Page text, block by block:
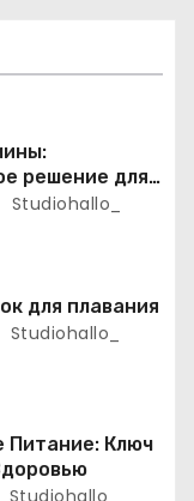
решение для
Studiohallo_
для плавания
Studiohallo_
Питание: Ключ
Studiohallo_